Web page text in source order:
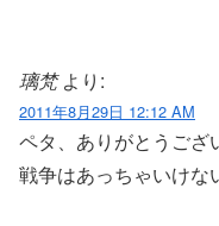
璃梵 より:
2011年8月29日 12:12 AM
ペタ、ありがとうござ
戦争はあっちゃいけな